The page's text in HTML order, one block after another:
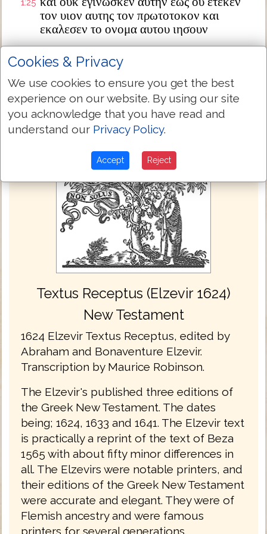
1:25
τον υιον αυτης τον πρωτοτοκον και
εκαλεσεν το ονομα αυτου ιησουν
Next Chapter »
Textus Receptus (Elzevir 1624)
New Testament
1624 Elzevir Textus Receptus, edited by
Abraham and Bonaventure Elzevir.
Transcription by Maurice Robinson.
The Elzevir's published three editions of
the Greek New Testament. The dates
being; 1624, 1633 and 1641. The Elzevir text
is practically a reprint of the text of Beza
1565 with about fifty minor differences in
all. The Elzevirs were notable printers, and
their editions of the Greek New Testament
were accurate and elegant. They were of
Flemish ancestry and were famous
printers for several generations.
Cookies & Privacy
We use cookies to ensure you get the best
experience on our website. By using our site
you acknowledge that you have read and
understand our Privacy Policy.
Accept Reject